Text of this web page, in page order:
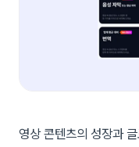
영상 콘텐츠의 성장과